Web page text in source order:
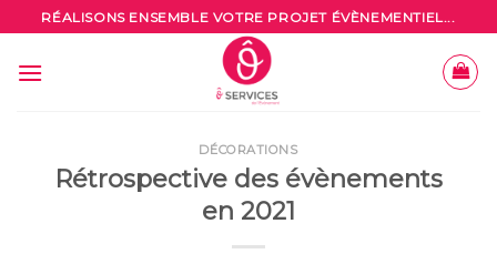
to
content
RÉALISONS ENSEMBLE VOTRE PROJET ÉVÈNEMENTIEL...
DÉCORATIONS
Rétrospective des évènements
en 2021